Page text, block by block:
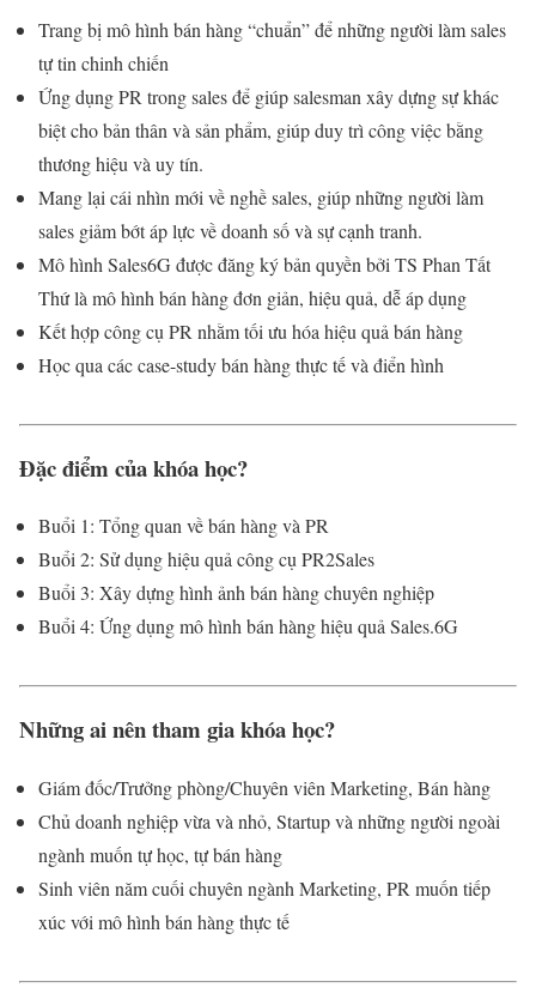
Trang bị mô hình bán hàng “chuẩn” để những người làm sales
tự tin chinh chiến
Ứng dụng PR trong sales để giúp salesman xây dựng sự khác
biệt cho bản thân và sản phẩm, giúp duy trì công việc bằng
thương hiệu và uy tín.
Mang lại cái nhìn mới về nghề sales, giúp những người làm
sales giảm bớt áp lực về doanh số và sự cạnh tranh.
Mô hình Sales6G được đăng ký bản quyền bởi TS Phan Tất
Thứ là mô hình bán hàng đơn giản, hiệu quả, dễ áp dụng
Kết hợp công cụ PR nhằm tối ưu hóa hiệu quả bán hàng
Học qua các case-study bán hàng thực tế và điển hình
Đặc điểm của khóa học?
Buổi 1: Tổng quan về bán hàng và PR
Buổi 2: Sử dụng hiệu quả công cụ PR2Sales
Buổi 3: Xây dựng hình ảnh bán hàng chuyên nghiệp
Buổi 4: Ứng dụng mô hình bán hàng hiệu quả Sales.6G
Những ai nên tham gia khóa học?
Giám đốc/Trưởng phòng/Chuyên viên Marketing, Bán hàng
Chủ doanh nghiệp vừa và nhỏ, Startup và những người ngoài
ngành muốn tự học, tự bán hàng
Sinh viên năm cuối chuyên ngành Marketing, PR muốn tiếp
xúc với mô hình bán hàng thực tế